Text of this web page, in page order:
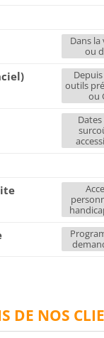
DE NOS
Dans
ou
outils
ou